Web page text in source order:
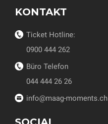
KONTAKT
Ticket Hotline:
0900 444 262
Büro Telefon
044 444 26 26
info@maag-moments.ch